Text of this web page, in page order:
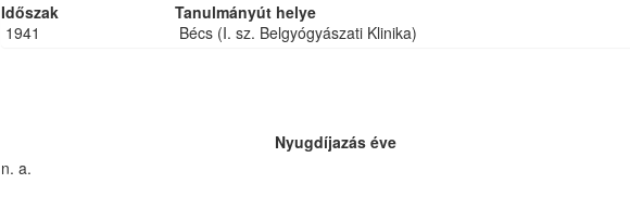
Időszak
Tanulmányút helye
1941
Bécs (I. sz. Belgyógyászati Klinika)
Nyugdíjazás éve
n. a.